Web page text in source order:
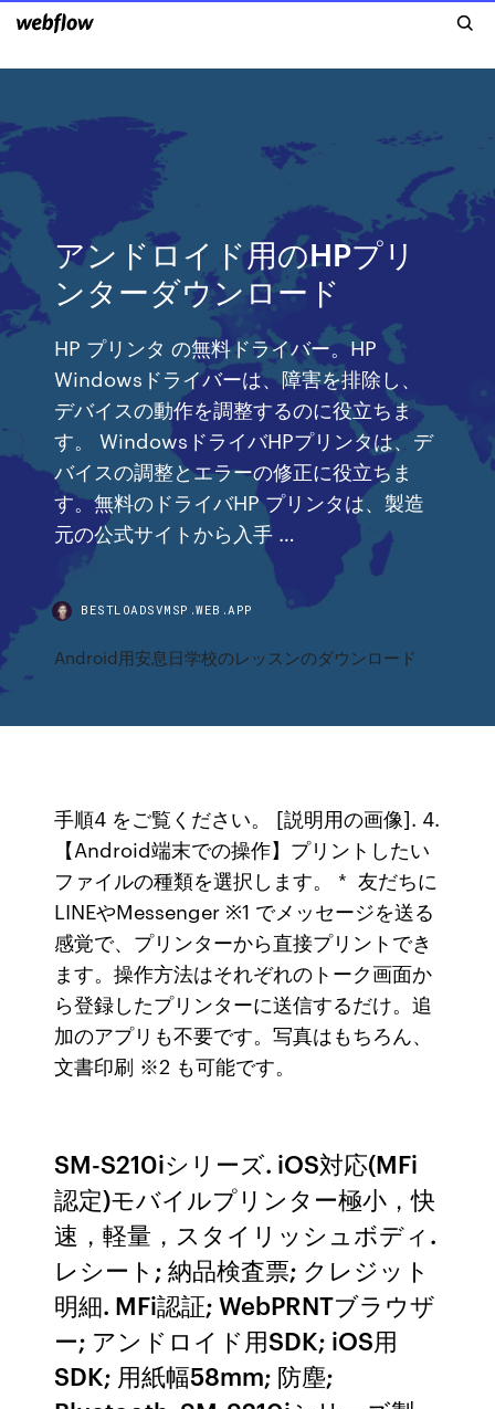
アンドロイド用のHPプリ
ンターダウンロード
HP プリンタ の無料ドライバー。HP
Windowsドライバーは、障害を排除し、
デバイスの動作を調整するのに役立ちま
す。 WindowsドライバHPプリンタは、デ
バイスの調整とエラーの修正に役立ちま
す。無料のドライバHP プリンタは、製造
元の公式サイトから入手 …
BESTLOADSVMSP.WEB.APP
Android用安息日学校のレッスンのダウンロード
手順4 をご覧ください。 [説明用の画像]. 4.
【Android端末での操作】プリントしたい
ファイルの種類を選択します。 * 友だちに
LINEやMessenger ※1 でメッセージを送る
感覚で、プリンターから直接プリントでき
ます。操作方法はそれぞれのトーク画面か
ら登録したプリンターに送信するだけ。追
加のアプリも不要です。写真はもちろん、
文書印刷 ※2 も可能です。
SM-S210iシリーズ. iOS対応(MFi
認定)モバイルプリンター極小，快
速，軽量，スタイリッシュボディ.
レシート; 納品検査票; クレジット
明細. MFi認証; WebPRNTブラウザ
ー; アンドロイド用SDK; iOS用
SDK; 用紙幅58mm; 防塵;